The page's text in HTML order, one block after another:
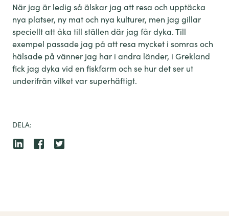
När jag är ledig så älskar jag att resa och upptäcka
nya platser, ny mat och nya kulturer, men jag gillar
speciellt att åka till ställen där jag får dyka. Till
exempel passade jag på att resa mycket i somras och
hälsade på vänner jag har i andra länder, i Grekland
fick jag dyka vid en fiskfarm och se hur det ser ut
underifrån vilket var superhäftigt.
DELA: